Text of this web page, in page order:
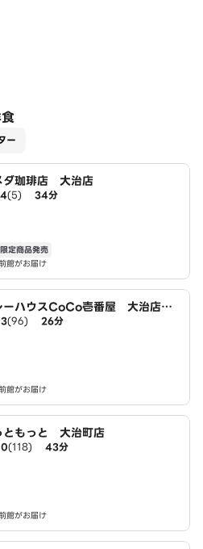
ー
ダ珈琲店 大治店
(5) 34分
定商品発売
館がお届け
ーハウスCoCo壱番屋 大治店（S
(96) 26分
館がお届け
ともっと 大治町店
(118) 43分
館がお届け